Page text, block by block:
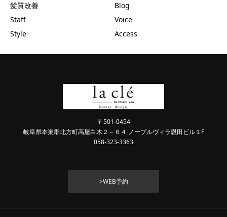
髪質改善
Staff
Style
Blog
Voice
Access
〒501-0454
岐阜県本巣郡北方町高屋白木２－６４ ノーブルヴィラ恩田ビル１F
058-323-3363
>WEB予約